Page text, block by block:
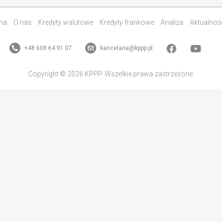
O nas Kredyty walutowe Kredyty frankowe Analiza
+48 608 64 91 07 kancelaria@kppp.pl
Copyright © 2026 KPPP. Wszelkie prawa zastrzeżone.